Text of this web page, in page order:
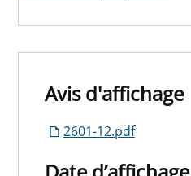
Avis d'affichage
2601-12.pdf